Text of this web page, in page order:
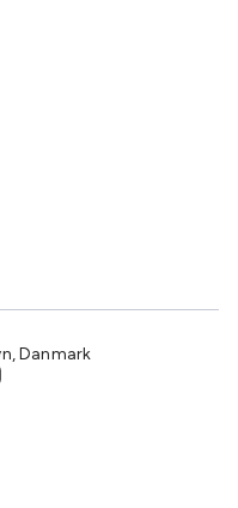
Danmark